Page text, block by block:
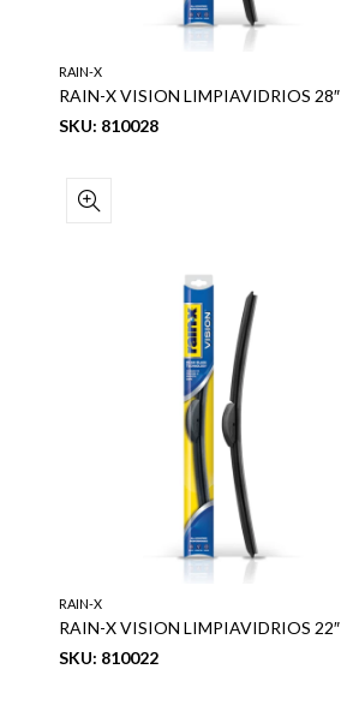
RAIN-X
RAIN-X VISION LIMPIAVIDRIOS 28″
SKU: 810028
RAIN-X
RAIN-X VISION LIMPIAVIDRIOS 22″
SKU: 810022